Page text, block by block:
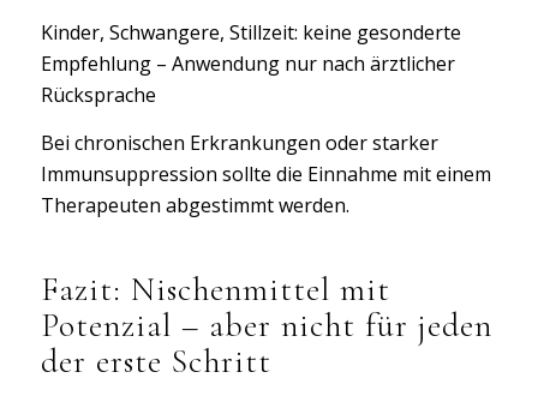
Kinder, Schwangere, Stillzeit: keine gesonderte
Empfehlung – Anwendung nur nach ärztlicher
Rücksprache
Bei chronischen Erkrankungen oder starker
Immunsuppression sollte die Einnahme mit einem
Therapeuten abgestimmt werden.
Fazit: Nischenmittel mit
Potenzial – aber nicht für jeden
der erste Schritt